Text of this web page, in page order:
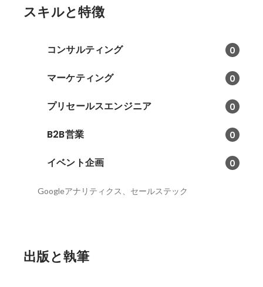
スキルと特徴
コンサルティング 0
マーケティング 0
プリセールスエンジニア 0
B2B営業 0
イベント企画 0
Googleアナリティクス、セールステック
出版と執筆